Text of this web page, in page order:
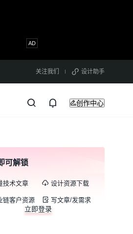
关注我们 设计助手
创作中心
可解锁
技术文章 设计资源下载
链客户资源 写文章/发需求
立即登录